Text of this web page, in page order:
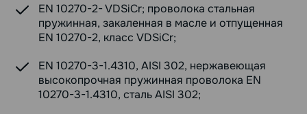
EN 10270-2- VDSiCr; проволока стальная
пружинная, закаленная в масле и отпущенная
EN 10270-2, класс VDSiCr;
EN 10270-3-1.4310, AISI 302, нержавеющая
высокопрочная пружинная проволока EN
10270-3-1.4310, сталь AISI 302;